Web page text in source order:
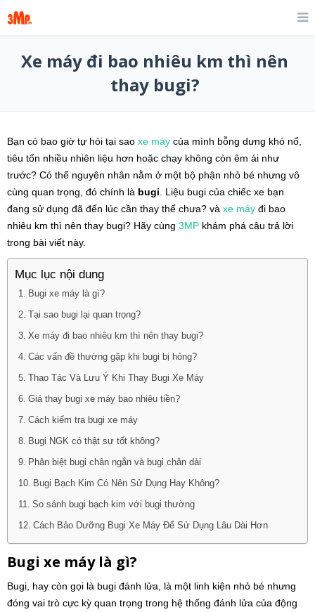
Xe máy đi bao nhiêu km thì nên
thay bugi?
Bạn có bao giờ tự hỏi tại sao xe máy của mình bỗng dưng khó nổ,
tiêu tốn nhiều nhiên liệu hơn hoặc chạy không còn êm ái như
trước? Có thể nguyên nhân nằm ở một bộ phận nhỏ bé nhưng vô
cùng quan trọng, đó chính là bugi . Liệu bugi của chiếc xe bạn
đang sử dụng đã đến lúc cần thay thế chưa? và xe máy đi bao
nhiêu km thì nên thay bugi? Hãy cùng 3MP khám phá câu trả lời
trong bài viết này.
Mục lục nội dung
Bugi xe máy là gì?
Tại sao bugi lại quan trọng?
Xe máy đi bao nhiêu km thì nên thay bugi?
Các vấn đề thường gặp khi bugi bị hỏng?
Thao Tác Và Lưu Ý Khi Thay Bugi Xe Máy
Giá thay bugi xe máy bao nhiêu tiền?
Cách kiểm tra bugi xe máy
Bugi NGK có thật sự tốt không?
Phân biệt bugi chân ngắn và bugi chân dài
Bugi Bạch Kim Có Nên Sử Dụng Hay Không?
So sánh bugi bạch kim với bugi thường
Cách Bảo Dưỡng Bugi Xe Máy Để Sử Dụng Lâu Dài Hơn
Bugi xe máy là gì?
Bugi, hay còn gọi là bugi đánh lửa, là một linh kiện nhỏ bé nhưng
đóng vai trò cực kỳ quan trọng trong hệ thống đánh lửa của động